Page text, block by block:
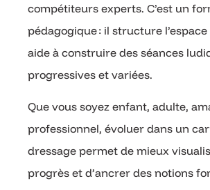
compétiteurs experts. C’est un
pédagogique : il structure
aide à construire des séances
progressives et variées.
Que vous soyez enfant, adulte,
professionnel, évoluer dans un
dressage permet de mieux
progrès et d’ancrer des notions